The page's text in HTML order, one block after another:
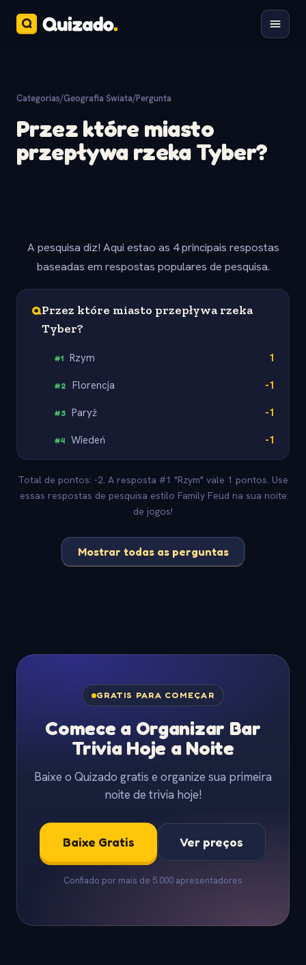
Categorias/Geografia Świata/Pergunta
Przez które miasto
przepływa rzeka Tyber?
A pesquisa diz! Aqui estao as 4 principais respostas
baseadas em respostas populares de pesquisa.
QPrzez które miasto przepływa rzeka
Tyber?
#1 Rzym 1
#2 Florencja -1
#3 Paryż -1
#4 Wiedeń -1
Total de pontos: -2. A resposta #1 "Rzym" vale 1 pontos. Use
essas respostas de pesquisa estilo Family Feud na sua noite
de jogos!
Mostrar todas as perguntas
GRATIS PARA COMEÇAR
Comece a Organizar Bar
Trivia Hoje a Noite
Baixe o Quizado gratis e organize sua primeira
noite de trivia hoje!
Baixe Gratis Ver preços
Confiado por mais de 5.000 apresentadores